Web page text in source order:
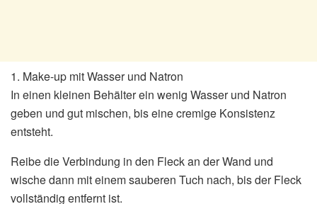
1. Make-up mit Wasser und Natron
In einen kleinen Behälter ein wenig Wasser und Natron
geben und gut mischen, bis eine cremige Konsistenz
entsteht.
Reibe die Verbindung in den Fleck an der Wand und
wische dann mit einem sauberen Tuch nach, bis der Fleck
vollständig entfernt ist.